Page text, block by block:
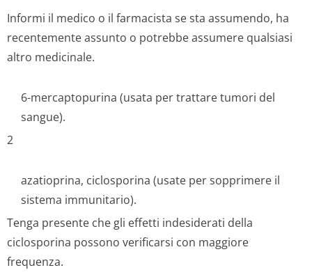
Informi il medico o il farmacista se sta assumendo, ha
recentemente assunto o potrebbe assumere qualsiasi
altro medicinale.
6-mercaptopurina (usata per trattare tumori del
sangue).
2
azatioprina, ciclosporina (usate per sopprimere il
sistema immunitario).
Tenga presente che gli effetti indesiderati della
ciclosporina possono verificarsi con maggiore
frequenza.